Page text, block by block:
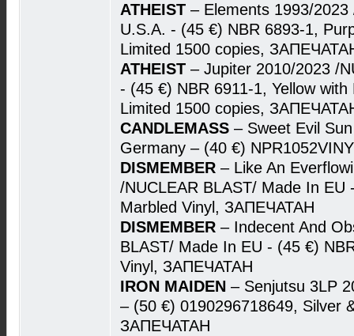
ATHEIST – Elements 1993/
U.S.A. - (45 €) NBR 6893-1,
Limited 1500 copies,
ATHEIST – Jupiter 2010/2023 /
- (45 €) NBR 6911-1, Yellow
Limited 1500 copies,
CANDLEMASS – Sweet Evil
Germany – (40 €)
DISMEMBER – Like An
/NUCLEAR BLAST/ Made In
Marbled Vinyl, ЗАПЕЧАТАН
DISMEMBER – Indecent And
BLAST/ Made In EU - (45 €)
Vinyl, ЗАПЕЧАТАН
IRON MAIDEN – Senjutsu 3LP
– (50 €) 0190296718649, Silver
ЗАПЕЧАТАН